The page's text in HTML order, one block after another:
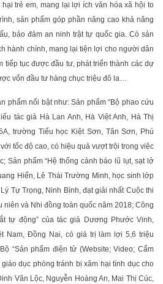
trẻ em, mang lại lợi ích văn hóa xã hội to
sản phẩm góp phần nâng cao khả năng
bảo đảm an ninh trật tự quốc gia. Có sản
hành chính, mang lại tiện lợi cho người dân
tiếp tục được đầu tư, phát triển thành các dự
vốn đầu tư hàng chục triệu đô la…
phẩm nổi bật như: Sản phẩm “Bộ phao cứu
tác giả Hà Lan Anh, Hà Việt Anh, Hà Thị
trường Tiểu học Kiệt Sơn, Tân Sơn, Phú
tốc độ cao, có hiệu quả vượt trội trong việc
Sản phẩm “Hệ thống cảnh báo lũ lụt, sạt lở
Hiển, Lê Thái Trường Minh, học sinh lớp
Tự Trọng, Ninh Bình, đạt giải nhất Cuộc thi
niên và Nhi đồng toàn quốc năm 2018; Công
tự động” của tác giả Dương Phước Vinh,
Nam, Đồng Nai, có giá trị làm lợi 5,6 triệu
“Sản phẩm điện tử (Website; Video; Cẩm
dục phòng tránh bị xâm hại tình dục cho
Văn Lộc, Nguyễn Hoàng An, Mai Thị Cúc,